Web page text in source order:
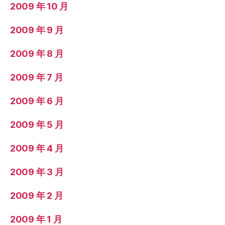
2009 年 10 月
2009 年 9 月
2009 年 8 月
2009 年 7 月
2009 年 6 月
2009 年 5 月
2009 年 4 月
2009 年 3 月
2009 年 2 月
2009 年 1 月